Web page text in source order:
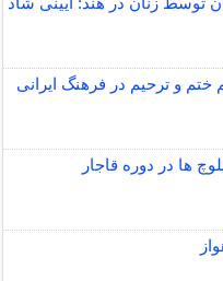
ختم و ترحیم در فرهنگ ایرانی
ها در دوره قاجار